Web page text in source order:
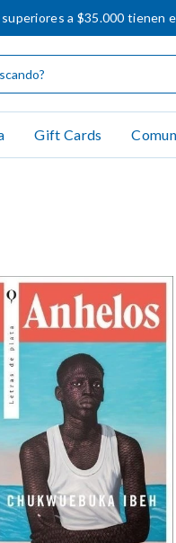
superiores a $35.000 tienen
Gift Cards